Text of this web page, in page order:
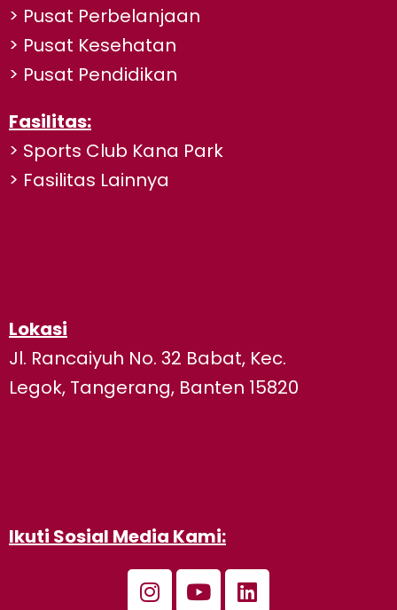
> Pusat Perbelanjaan
> Pusat Kesehatan
> Pusat Pendidikan
Fasilitas:
> Sports Club Kana Park
> Fasilitas Lainnya
Lokasi
Jl. Rancaiyuh No. 32 Babat, Kec.
Legok, Tangerang, Banten 15820
Ikuti Sosial Media Kami:
I
n
Y
o
L
i